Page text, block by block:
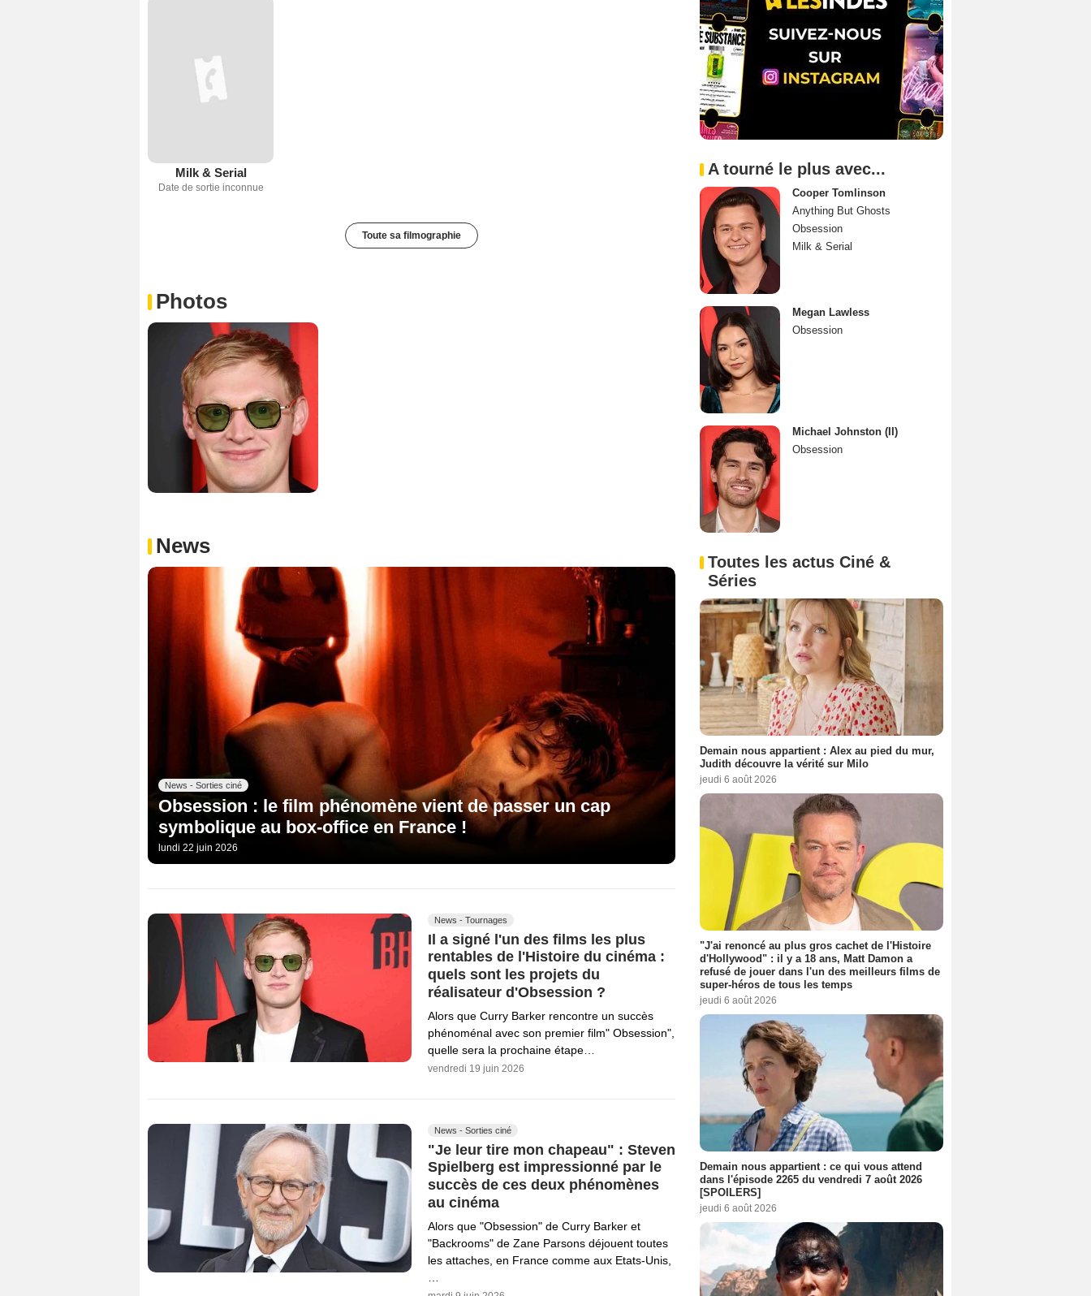
Milk & Serial
Date de sortie inconnue
Toute sa filmographie
Photos
News
News - Sorties ciné
Obsession : le film phénomène vient de passer un cap
symbolique au box-office en France !
lundi 22 juin 2026
News - Tournages
Il a signé l'un des films les plus
rentables de l'Histoire du cinéma :
quels sont les projets du
réalisateur d'Obsession ?
Alors que Curry Barker rencontre un succès
phénoménal avec son premier film" Obsession",
quelle sera la prochaine étape…
vendredi 19 juin 2026
News - Sorties ciné
"Je leur tire mon chapeau" : Steven
Spielberg est impressionné par le
succès de ces deux phénomènes
au cinéma
Alors que "Obsession" de Curry Barker et
"Backrooms" de Zane Parsons déjouent toutes
les attaches, en France comme aux Etats-Unis,
A tourné le plus avec...
Cooper Tomlinson
Anything But Ghosts
Obsession
Milk & Serial
Megan Lawless
Obsession
Michael Johnston (II)
Obsession
Toutes les actus Ciné &
Séries
Demain nous appartient : Alex au pied du mur,
Judith découvre la vérité sur Milo
jeudi 6 août 2026
"J'ai renoncé au plus gros cachet de l'Histoire
d'Hollywood" : il y a 18 ans, Matt Damon a
refusé de jouer dans l'un des meilleurs films de
super-héros de tous les temps
jeudi 6 août 2026
Demain nous appartient : ce qui vous attend
dans l'épisode 2265 du vendredi 7 août 2026
[SPOILERS]
jeudi 6 août 2026